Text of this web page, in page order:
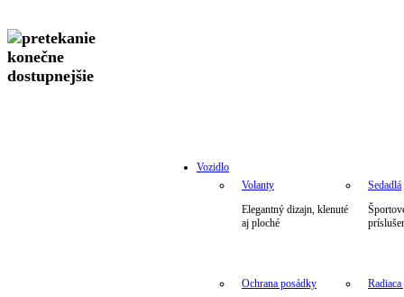
Vozidlo
Volanty
Elegantný dizajn, klenuté
aj ploché
Sedadlá
Ochrana posádky
Radiaca